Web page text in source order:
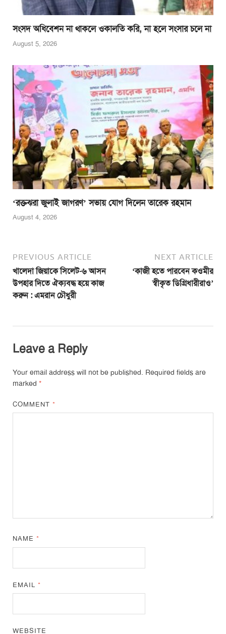
সংসদ অধিবেশন না থাকলে ওকালতি করি, না হলে সংসার চলে না
August 5, 2026
‘রক্তঝরা জুলাই জাগরণ’ সভায় যোগ দিলেন তারেক রহমান
August 4, 2026
PREVIOUS ARTICLE
খালেদা জিয়াকে সিলেট-৬ আসন
উপহার দিতে ঐক্যবদ্ধ হয়ে কাজ
করুন : এমরান চৌধুরী
NEXT ARTICLE
‘কাজী হতে পারবেন কওমীর
স্বীকৃত ডিগ্রিধারীরাও’
Leave a Reply
Your email address will not be published. Required fields are
marked *
COMMENT*
NAME*
EMAIL*
WEBSITE